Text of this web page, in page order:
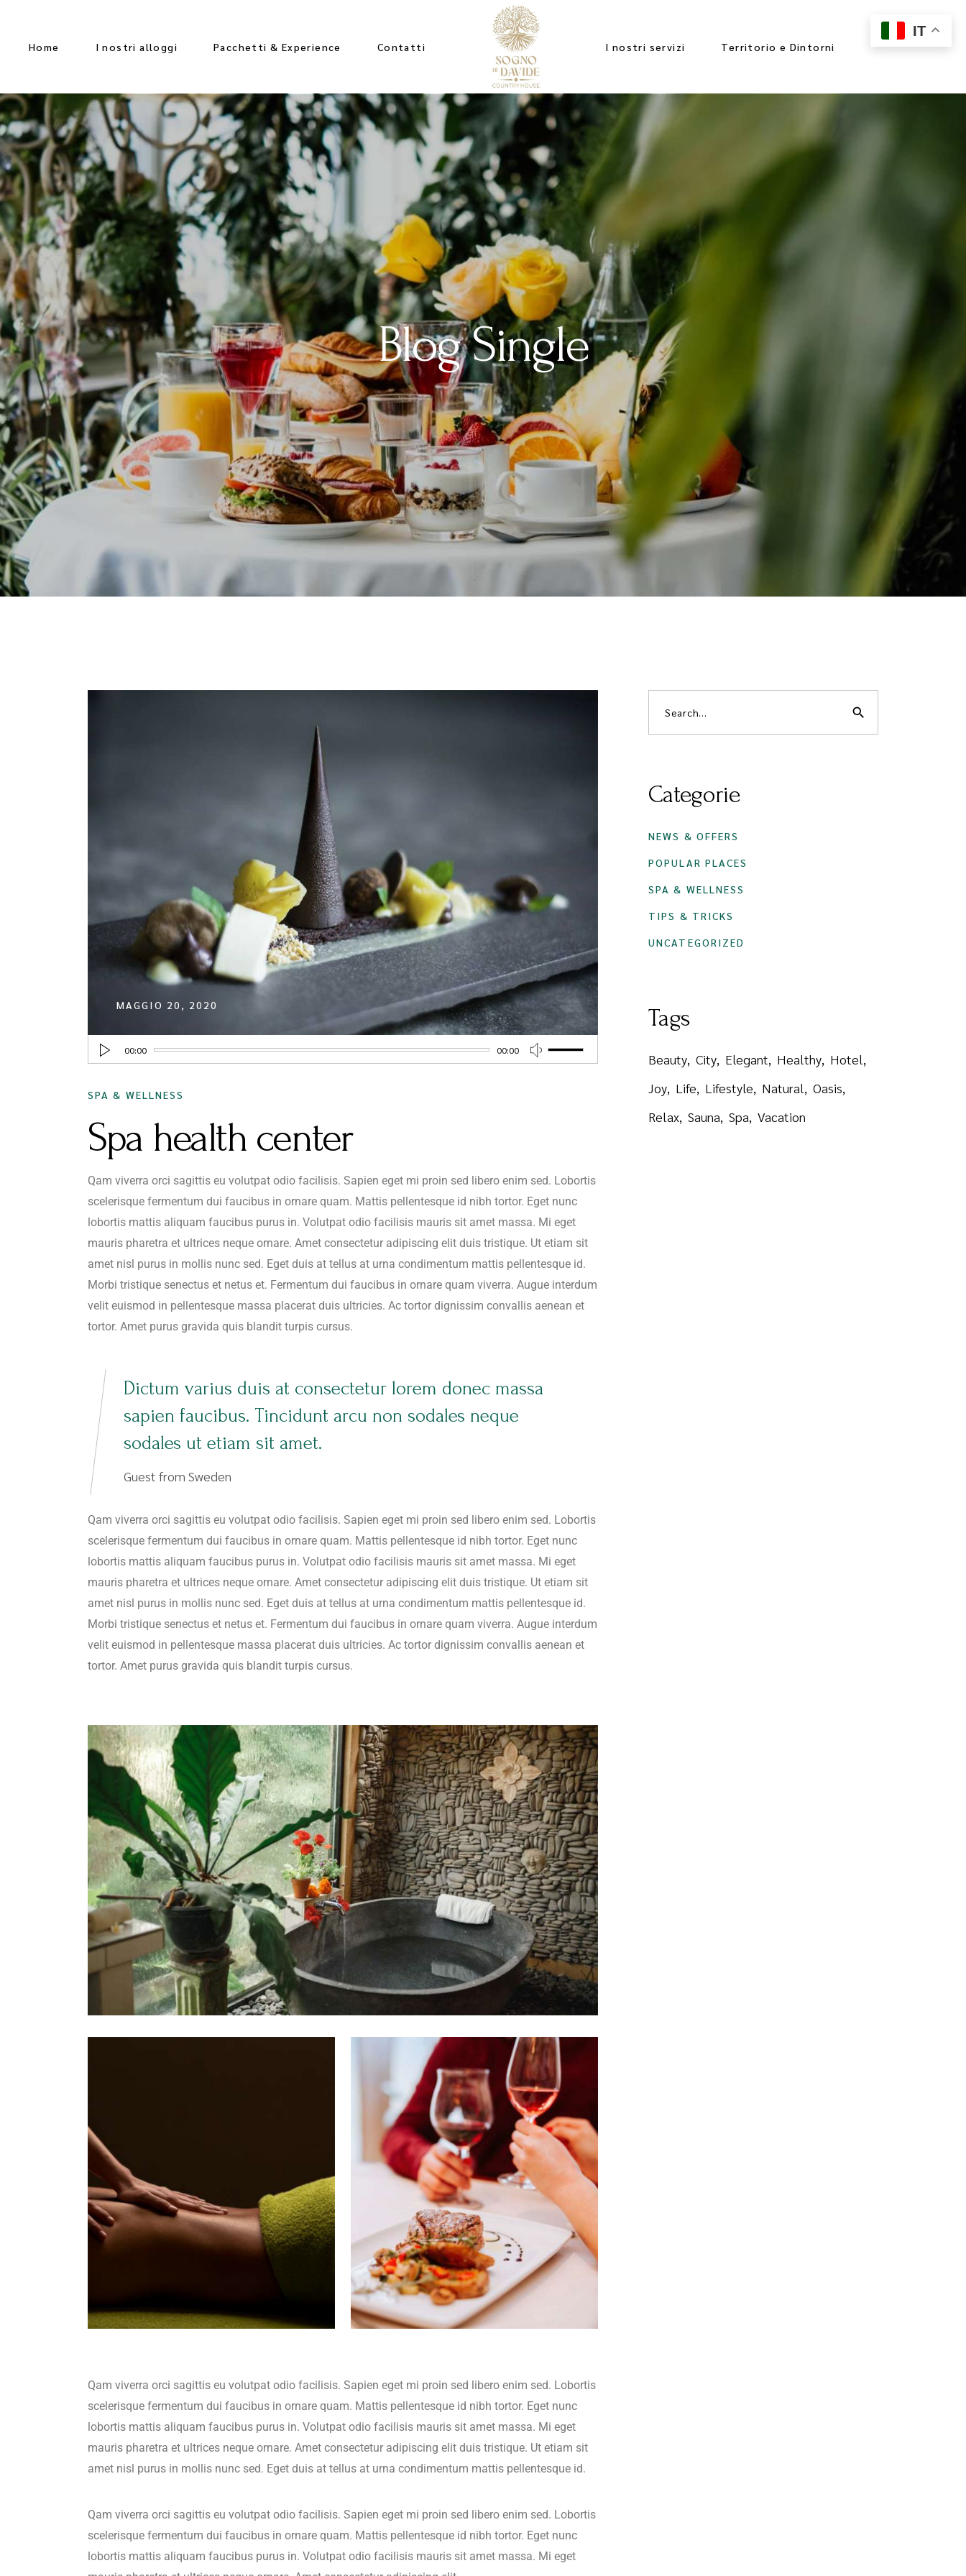
Home I nostri alloggi Pacchetti & Experience Contatti I nostri servizi Territorio e Dintorni
Blog Single
Audio
Player
00:00
00:00
aumentare
o
diminuire
il
volume.
MAGGIO 20, 2020
SPA & WELLNESS
Spa health center
Qam viverra orci sagittis eu volutpat odio facilisis. Sapien eget mi proin sed libero enim sed. Lobortis
scelerisque fermentum dui faucibus in ornare quam. Mattis pellentesque id nibh tortor. Eget nunc
lobortis mattis aliquam faucibus purus in. Volutpat odio facilisis mauris sit amet massa. Mi eget
mauris pharetra et ultrices neque ornare. Amet consectetur adipiscing elit duis tristique. Ut etiam sit
amet nisl purus in mollis nunc sed. Eget duis at tellus at urna condimentum mattis pellentesque id.
Morbi tristique senectus et netus et. Fermentum dui faucibus in ornare quam viverra. Augue interdum
velit euismod in pellentesque massa placerat duis ultricies. Ac tortor dignissim convallis aenean et
tortor. Amet purus gravida quis blandit turpis cursus.
Dictum varius duis at consectetur lorem donec massa
sapien faucibus. Tincidunt arcu non sodales neque
sodales ut etiam sit amet.
Guest from Sweden
Qam viverra orci sagittis eu volutpat odio facilisis. Sapien eget mi proin sed libero enim sed. Lobortis
scelerisque fermentum dui faucibus in ornare quam. Mattis pellentesque id nibh tortor. Eget nunc
lobortis mattis aliquam faucibus purus in. Volutpat odio facilisis mauris sit amet massa. Mi eget
mauris pharetra et ultrices neque ornare. Amet consectetur adipiscing elit duis tristique. Ut etiam sit
amet nisl purus in mollis nunc sed. Eget duis at tellus at urna condimentum mattis pellentesque id.
Morbi tristique senectus et netus et. Fermentum dui faucibus in ornare quam viverra. Augue interdum
velit euismod in pellentesque massa placerat duis ultricies. Ac tortor dignissim convallis aenean et
tortor. Amet purus gravida quis blandit turpis cursus.
Qam viverra orci sagittis eu volutpat odio facilisis. Sapien eget mi proin sed libero enim sed. Lobortis
scelerisque fermentum dui faucibus in ornare quam. Mattis pellentesque id nibh tortor. Eget nunc
lobortis mattis aliquam faucibus purus in. Volutpat odio facilisis mauris sit amet massa. Mi eget
mauris pharetra et ultrices neque ornare. Amet consectetur adipiscing elit duis tristique. Ut etiam sit
amet nisl purus in mollis nunc sed. Eget duis at tellus at urna condimentum mattis pellentesque id.
Qam viverra orci sagittis eu volutpat odio facilisis. Sapien eget mi proin sed libero enim sed. Lobortis
scelerisque fermentum dui faucibus in ornare quam. Mattis pellentesque id nibh tortor. Eget nunc
lobortis mattis aliquam faucibus purus in. Volutpat odio facilisis mauris sit amet massa. Mi eget
search
Categorie
NEWS & OFFERS
POPULAR PLACES
SPA & WELLNESS
TIPS & TRICKS
UNCATEGORIZED
Tags
Beauty City Elegant Healthy Hotel
Joy Life Lifestyle Natural
Oasis
Relax Sauna Spa Vacation
IT